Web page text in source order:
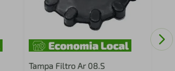
Tampa Filtro Ar 08.S